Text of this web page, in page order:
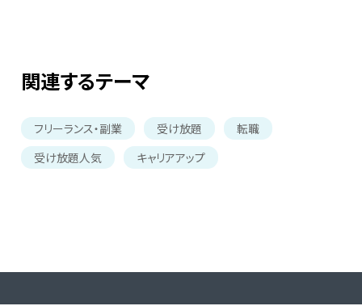
関連するテーマ
フリーランス・副業 受け放題
転職
受け放題人気
キャリアアップ